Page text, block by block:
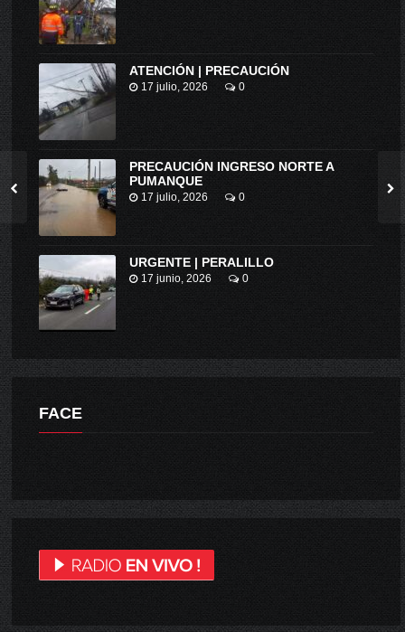
ATENCIÓN | PRECAUCIÓN
17 julio, 2026 0
PRECAUCIÓN INGRESO NORTE A
PUMANQUE
17 julio, 2026 0
URGENTE | PERALILLO
17 junio, 2026 0
FACE